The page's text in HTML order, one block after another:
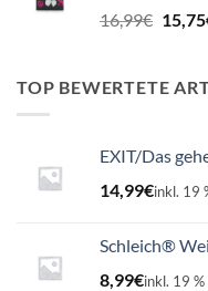
16,99€
Preis
15,75
TOP BEWERTETE
EXIT/Das
14,99€inkl. 19
Schleich®
8,99€inkl. 19